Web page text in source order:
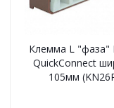
Клемма L "фаза"
QuickConnect
105мм